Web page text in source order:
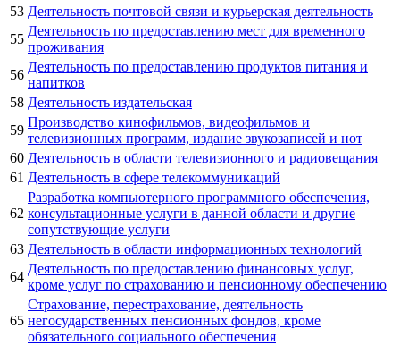
53 Деятельность почтовой связи и курьерская деятельность
55
Деятельность по предоставлению мест для временного
проживания
56
Деятельность по предоставлению продуктов питания и
напитков
58 Деятельность издательская
59
Производство кинофильмов, видеофильмов и
телевизионных программ, издание звукозаписей и нот
60 Деятельность в области телевизионного и радиовещания
61 Деятельность в сфере телекоммуникаций
62
Разработка компьютерного программного обеспечения,
консультационные услуги в данной области и другие
сопутствующие услуги
63 Деятельность в области информационных технологий
64
Деятельность по предоставлению финансовых услуг,
кроме услуг по страхованию и пенсионному обеспечению
65
Страхование, перестрахование, деятельность
негосударственных пенсионных фондов, кроме
обязательного социального обеспечения